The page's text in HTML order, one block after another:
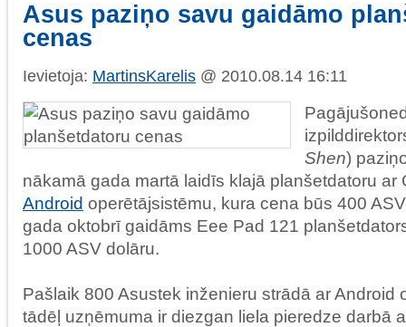
Asus paziņo savu gaidāmo
cenas
Ievietoja: MartinsKarelis @ 2010.08.14 16:11
Shen)
nākamā gada martā laidīs klajā planšetdatoru ar
Android operētājsistēmu, kura cena būs 400
gada oktobrī gaidāms Eee Pad 121
1000 ASV dolāru.
Pašlaik 800 Asustek inženieru strādā ar Android
tādēļ uzņēmuma ir diezgan liela pieredze darbā